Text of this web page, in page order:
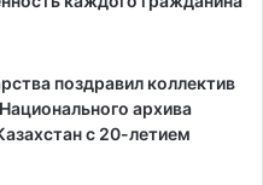
поздравил коллектив
архива
с 20-летием